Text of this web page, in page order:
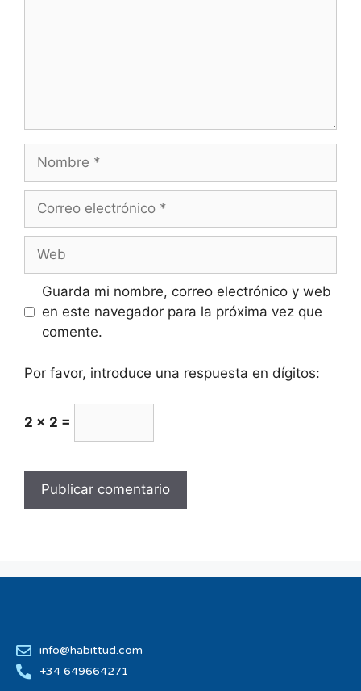
Guarda mi nombre, correo electrónico y web
en este navegador para la próxima vez que
comente.
Por favor, introduce una respuesta en dígitos:
2 × 2 =
info@habittud.com
+34 649664271